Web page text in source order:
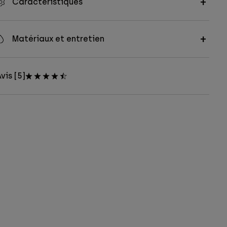
Matériaux et entretien
[5]